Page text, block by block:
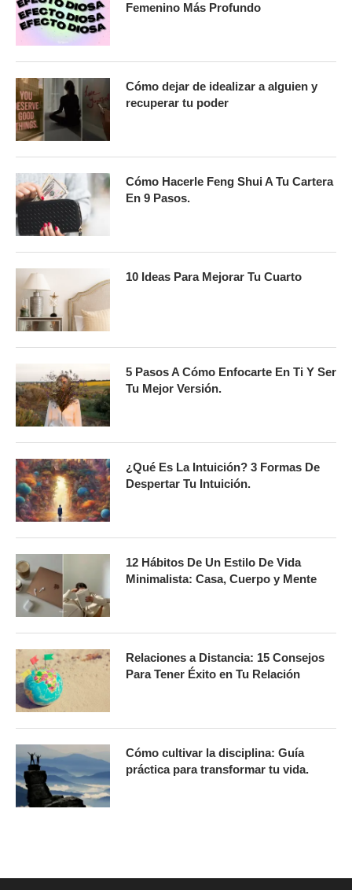
Femenino Más Profundo
Cómo dejar de idealizar a alguien y
recuperar tu poder
Cómo Hacerle Feng Shui A Tu Cartera
En 9 Pasos.
10 Ideas Para Mejorar Tu Cuarto
5 Pasos A Cómo Enfocarte En Ti Y Ser
Tu Mejor Versión.
¿Qué Es La Intuición? 3 Formas De
Despertar Tu Intuición.
12 Hábitos De Un Estilo De Vida
Minimalista: Casa, Cuerpo y Mente
Relaciones a Distancia: 15 Consejos
Para Tener Éxito en Tu Relación
Cómo cultivar la disciplina: Guía
práctica para transformar tu vida.